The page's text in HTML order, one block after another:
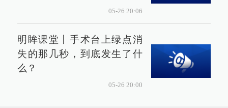
05-26 20:06
明眸课堂丨手术台上绿点消
失的那几秒，到底发生了什
么？
05-26 20:00